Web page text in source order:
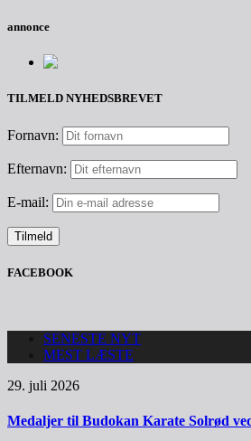
annonce
TILMELD NYHEDSBREVET
Fornavn:
Efternavn:
E-mail:
FACEBOOK
SENESTE NYT
MEST LÆSTE
29. juli 2026
Medaljer til Budokan Karate Solrød